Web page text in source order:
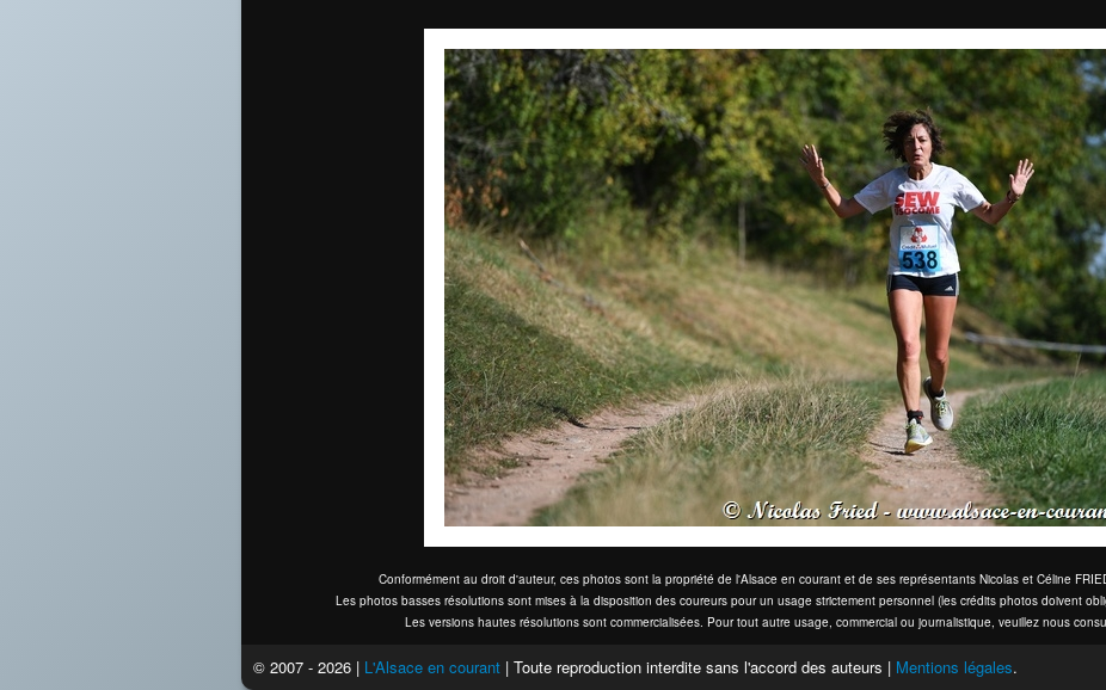
Conformément au droit d'auteur, ces photos sont la propriété de l'Alsace en courant et de ses représentants Nicolas et Céline
Les photos basses résolutions sont mises à la disposition des coureurs pour un usage strictement personnel (les crédits photos doivent
Les versions hautes résolutions sont commercialisées. Pour tout autre usage, commercial ou journalistique, veuillez nous
© 2007 - 2026 | L'Alsace en courant | Toute reproduction interdite sans l'accord des auteurs | Mentions légales.